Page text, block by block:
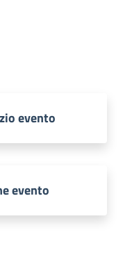
evento
evento